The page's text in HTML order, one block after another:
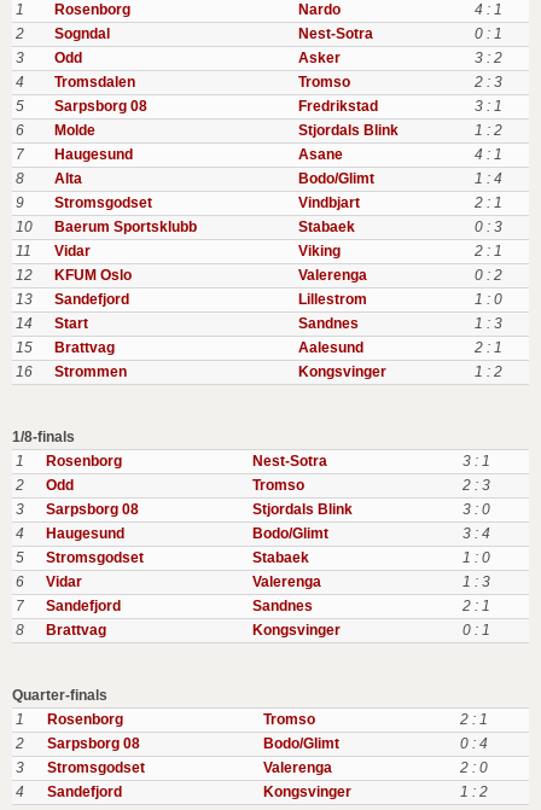
1
Rosenborg Nardo
4 : 1
2
Sogndal Nest-Sotra
0 : 1
3
Odd Asker
3 : 2
4
Tromsdalen Tromso
2 : 3
5
Sarpsborg 08 Fredrikstad
3 : 1
6
Molde Stjordals Blink
1 : 2
7
Haugesund Asane
4 : 1
8
Alta Bodo/Glimt
1 : 4
9
Stromsgodset Vindbjart
2 : 1
10
Baerum Sportsklubb Stabaek
0 : 3
11
Vidar Viking
2 : 1
12
KFUM Oslo Valerenga
0 : 2
13
Sandefjord Lillestrom
1 : 0
14
Start Sandnes
1 : 3
15
Brattvag Aalesund
2 : 1
16
Strommen Kongsvinger 1 : 2
1/8-finals
1
Rosenborg Nest-Sotra
3 : 1
2
Odd Tromso
2 : 3
3
Sarpsborg 08 Stjordals Blink
3 : 0
4
Haugesund Bodo/Glimt
3 : 4
5
Stromsgodset Stabaek
1 : 0
6
Vidar Valerenga
1 : 3
7
Sandefjord Sandnes
2 : 1
8
Brattvag Kongsvinger 0 : 1
Quarter-finals
1
Rosenborg Tromso
2 : 1
2
Sarpsborg 08 Bodo/Glimt
0 : 4
3
Stromsgodset Valerenga
2 : 0
4
Sandefjord Kongsvinger 1 : 2